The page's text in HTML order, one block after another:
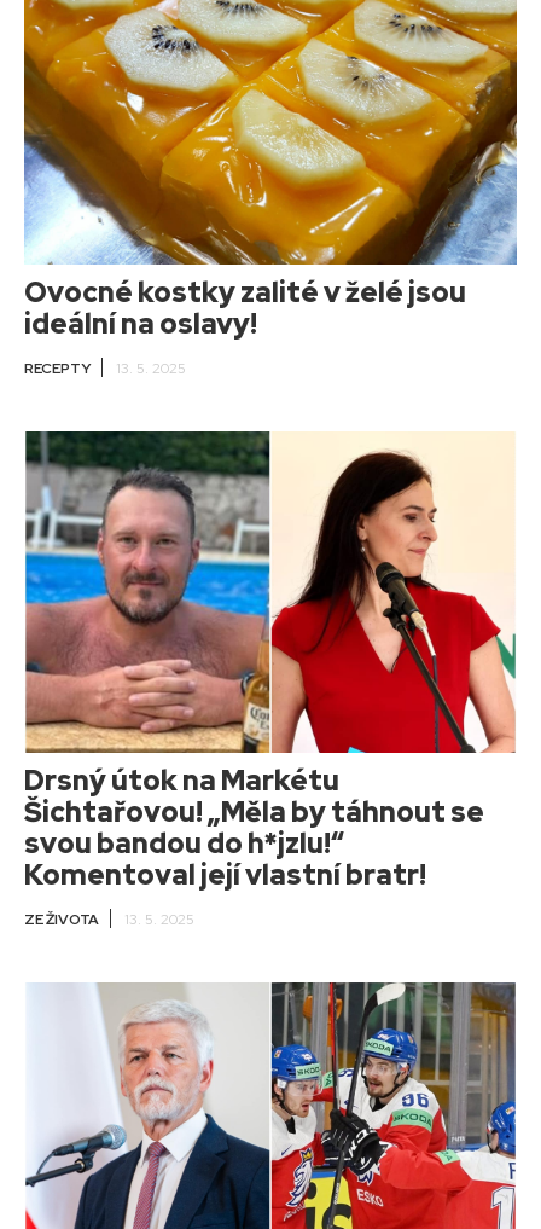
Ovocné kostky zalité v želé jsou
ideální na oslavy!
RECEPTY 13. 5. 2025
Drsný útok na Markétu
Šichtařovou! „Měla by táhnout se
svou bandou do h*jzlu!“
Komentoval její vlastní bratr!
ZE ŽIVOTA 13. 5. 2025